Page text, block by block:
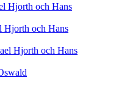
Hjorth och Hans
Hjorth och Hans
Hjorth och Hans